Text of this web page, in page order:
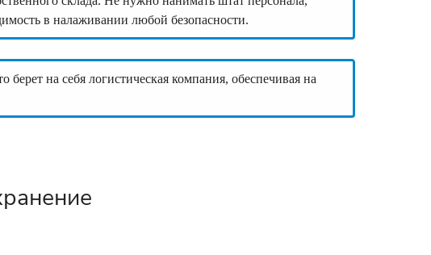
в налаживании любой безопасности.
берет на себя логистическая компания, обеспечивая на